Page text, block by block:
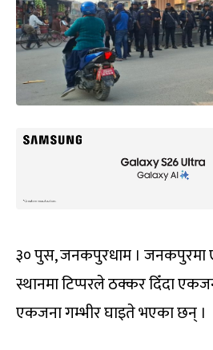
३० पुस, जनकपुरधाम ।
स्थानमा टिप्परले ठक्कर दिँदा
एकजना गम्भीर घाइते भएका छन् ।